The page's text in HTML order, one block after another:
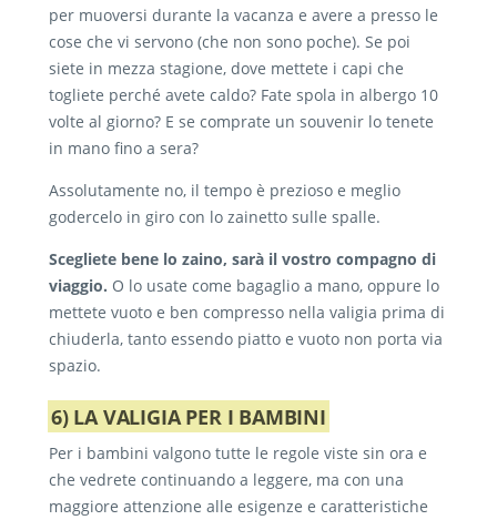
per muoversi durante la vacanza e avere a presso le
cose che vi servono (che non sono poche). Se poi
siete in mezza stagione, dove mettete i capi che
togliete perché avete caldo? Fate spola in albergo 10
volte al giorno? E se comprate un souvenir lo tenete
in mano fino a sera?
Assolutamente no, il tempo è prezioso e meglio
godercelo in giro con lo zainetto sulle spalle.
Scegliete bene lo zaino, sarà il vostro compagno di
viaggio. O lo usate come bagaglio a mano, oppure lo
mettete vuoto e ben compresso nella valigia prima di
chiuderla, tanto essendo piatto e vuoto non porta via
spazio.
6) LA VALIGIA PER I BAMBINI
Per i bambini valgono tutte le regole viste sin ora e
che vedrete continuando a leggere, ma con una
maggiore attenzione alle esigenze e caratteristiche